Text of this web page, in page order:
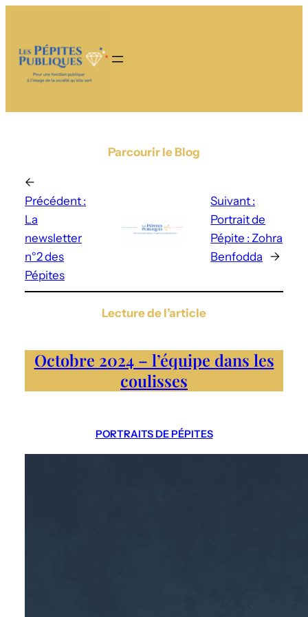
Parcourir le Blog
←
Précédent :
La
newsletter
n°2 des
Pépites
Suivant :
Portrait de
Pépite : Zohra
Benfodda
→
Lecture de l’article
Octobre 2024 – l’équipe dans les
coulisses
PORTRAITS DE PÉPITES